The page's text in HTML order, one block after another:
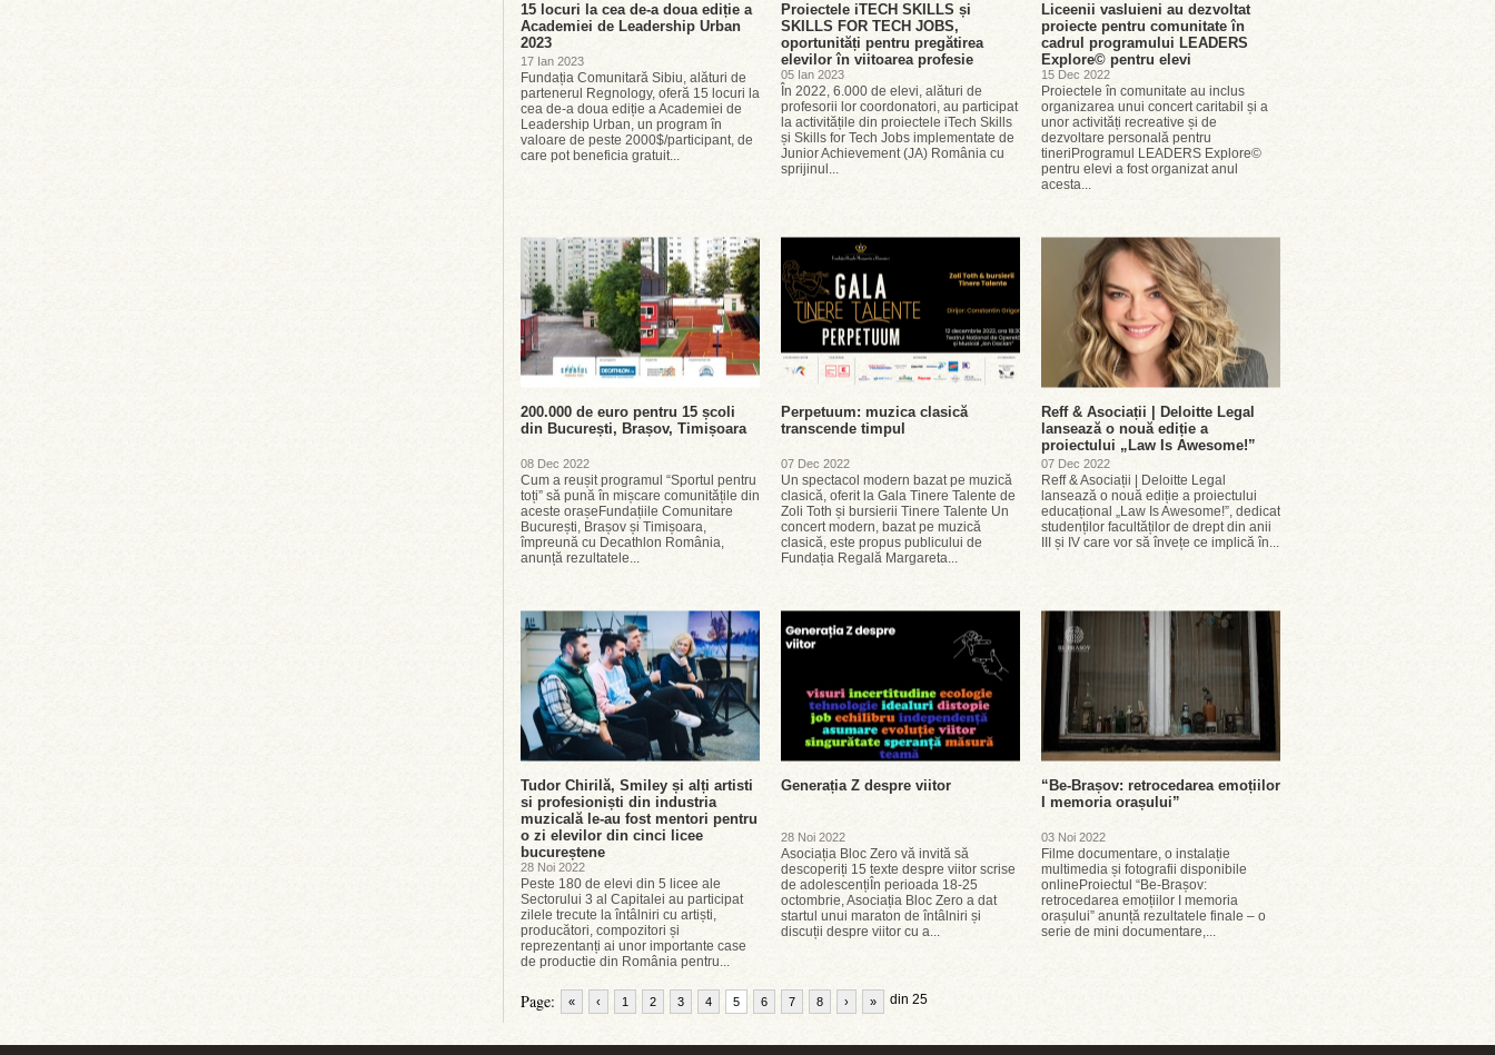
15 locuri la cea de-a doua ediție a
Academiei de Leadership Urban
2023
17 Ian 2023
Fundația Comunitară Sibiu, alături de
partenerul Regnology, oferă 15 locuri la
cea de-a doua ediție a Academiei de
Leadership Urban, un program în
valoare de peste 2000$/participant, de
care pot beneficia gratuit...
Proiectele iTECH SKILLS și
SKILLS FOR TECH JOBS,
oportunități pentru pregătirea
elevilor în viitoarea profesie
05 Ian 2023
În 2022, 6.000 de elevi, alături de
profesorii lor coordonatori, au participat
la activitățile din proiectele iTech Skills
și Skills for Tech Jobs implementate de
Junior Achievement (JA) România cu
sprijinul...
Liceenii vasluieni au dezvoltat
proiecte pentru comunitate în
cadrul programului LEADERS
Explore© pentru elevi
15 Dec 2022
Proiectele în comunitate au inclus
organizarea unui concert caritabil și a
unor activități recreative și de
dezvoltare personală pentru
tineriProgramul LEADERS Explore©
pentru elevi a fost organizat anul
acesta...
200.000 de euro pentru 15 școli
din București, Brașov, Timișoara
08 Dec 2022
Cum a reușit programul “Sportul pentru
toți” să pună în mișcare comunitățile din
aceste orașeFundațiile Comunitare
București, Brașov și Timișoara,
împreună cu Decathlon România,
anunță rezultatele...
Perpetuum: muzica clasică
transcende timpul
07 Dec 2022
Un spectacol modern bazat pe muzică
clasică, oferit la Gala Tinere Talente de
Zoli Toth și bursierii Tinere Talente Un
concert modern, bazat pe muzică
clasică, este propus publicului de
Fundația Regală Margareta...
Reff & Asociații | Deloitte Legal
lansează o nouă ediție a
proiectului „Law Is Awesome!”
07 Dec 2022
Reff & Asociații | Deloitte Legal
lansează o nouă ediție a proiectului
educațional „Law Is Awesome!”, dedicat
studenților facultăților de drept din anii
III și IV care vor să învețe ce implică în...
Tudor Chirilă, Smiley și alți artisti
si profesioniști din industria
muzicală le-au fost mentori pentru
o zi elevilor din cinci licee
bucureștene
28 Noi 2022
Peste 180 de elevi din 5 licee ale
Sectorului 3 al Capitalei au participat
zilele trecute la întâlniri cu artiști,
producători, compozitori și
reprezentanți ai unor importante case
de productie din România pentru...
Generația Z despre viitor
28 Noi 2022
Asociația Bloc Zero vă invită să
descoperiți 15 texte despre viitor scrise
de adolescențiÎn perioada 18-25
octombrie, Asociația Bloc Zero a dat
startul unui maraton de întâlniri și
discuții despre viitor cu a...
“Be-Brașov: retrocedarea emoțiilor
I memoria orașului”
03 Noi 2022
Filme documentare, o instalație
multimedia și fotografii disponibile
onlineProiectul “Be-Brașov:
retrocedarea emoțiilor I memoria
orașului” anunță rezultatele finale – o
serie de mini documentare,...
Page: « ‹ 1 2 3 4 5 6 7 8 din 25
› »